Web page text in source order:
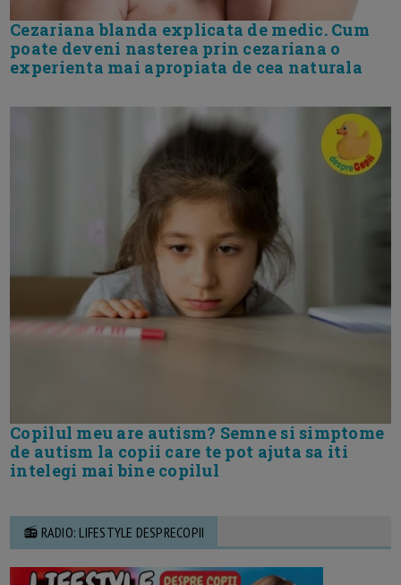
Cezariana blanda explicata de medic. Cum
poate deveni nasterea prin cezariana o
experienta mai apropiata de cea naturala
Copilul meu are autism? Semne si simptome
de autism la copii care te pot ajuta sa iti
intelegi mai bine copilul
📻 RADIO: LIFESTYLE DESPRECOPII